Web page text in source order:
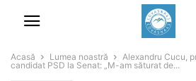
Acasă Lumea noastră
Alexandru Cucu,
candidat PSD la Senat: „M-am săturat de...